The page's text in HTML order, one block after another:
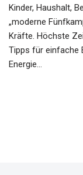
Kinder, Haushalt,
„moderne
Kräfte. Höchste
Tipps für einfache
Energie…